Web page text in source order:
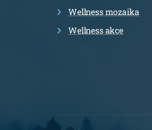
Wellness mozaika
Wellness akce